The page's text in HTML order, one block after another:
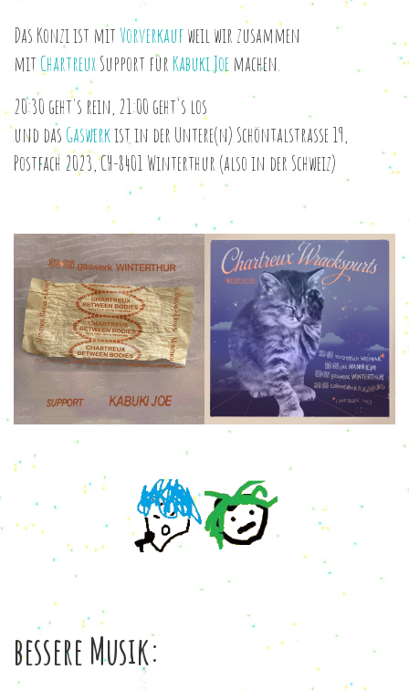
Das Konzi ist mit Vorverkaufweil wir zusammen
mit Chartreux Support für Kabuki Joe machen.
20:30 geht's rein, 21:00 geht's los
und das Gaswerkist in der Untere(n) Schöntalstrasse 19,
Postfach 2023, CH-8401 Winterthur (also in der Schweiz)
bessere Musik: